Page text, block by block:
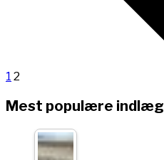
1 2
Mest populære indlæg